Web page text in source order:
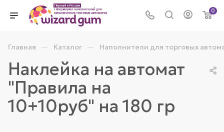
0
Главная — Каталог — Наполнители для торговых
Наклейка на автомат
"Правила на
10+10руб" на 180 гр